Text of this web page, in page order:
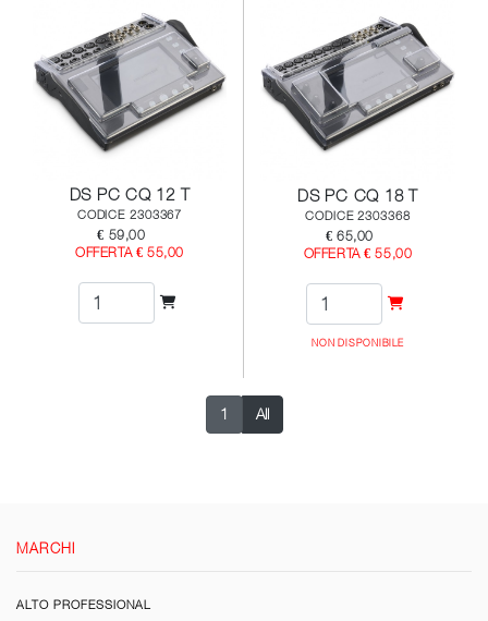
DS PC CQ 12 T
CODICE 2303367
€ 59,00
OFFERTA € 55,00
DS PC CQ 18 T
CODICE 2303368
€ 65,00
OFFERTA € 55,00
NON DISPONIBILE
1 All
MARCHI
ALTO PROFESSIONAL